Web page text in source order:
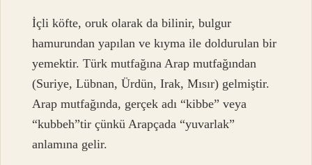
İçli köfte, oruk olarak da bilinir, bulgur
hamurundan yapılan ve kıyma ile doldurulan bir
yemektir. Türk mutfağına Arap mutfağından
(Suriye, Lübnan, Ürdün, Irak, Mısır) gelmiştir.
Arap mutfağında, gerçek adı “kibbe” veya
“kubbeh”tir çünkü Arapçada “yuvarlak”
anlamına gelir.